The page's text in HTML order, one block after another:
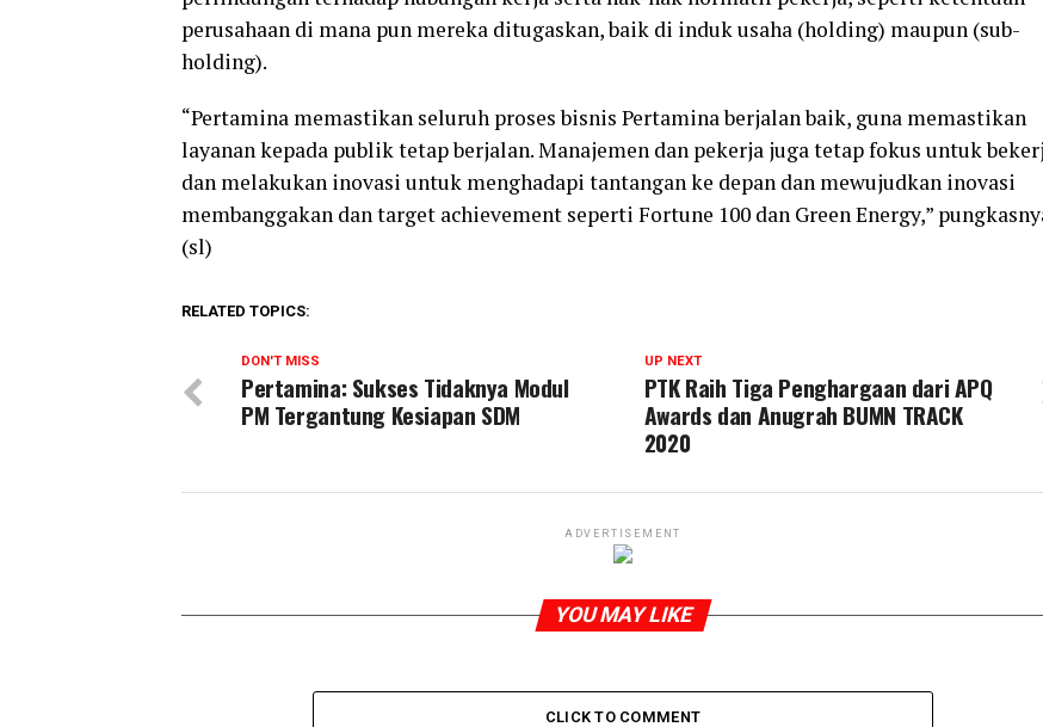
perusahaan di mana pun mereka ditugaskan, baik di induk usaha (holding) maupun (sub-
holding).
“Pertamina memastikan seluruh proses bisnis Pertamina berjalan baik, guna memastikan
layanan kepada publik tetap berjalan. Manajemen dan pekerja juga tetap fokus untuk
dan melakukan inovasi untuk menghadapi tantangan ke depan dan mewujudkan inovasi
membanggakan dan target achievement seperti Fortune 100 dan Green Energy,”
(sl)
RELATED TOPICS:
UP NEXT
PTK Raih Tiga Penghargaan dari APQ
Awards dan Anugrah BUMN TRACK
2020
DON'T MISS
Pertamina: Sukses Tidaknya Modul
PM Tergantung Kesiapan SDM
ADVERTISEMENT
YOU MAY LIKE
CLICK TO COMMENT